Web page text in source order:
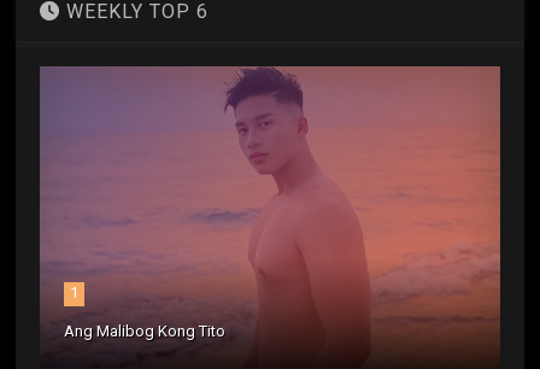
WEEKLY TOP 6
1
Ang Malibog Kong Tito